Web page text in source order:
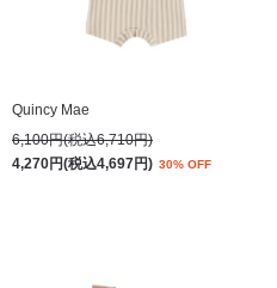
Quincy Mae
6,100円(税込6,710円)
4,270円(税込4,697円) 30% OFF